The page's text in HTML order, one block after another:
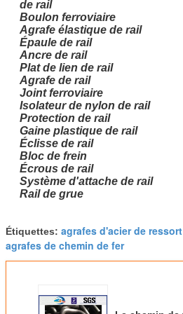
de rail
Boulon ferroviaire
Agrafe élastique de rail
Épaule de rail
Ancre de rail
Plat de lien de rail
Agrafe de rail
Joint ferroviaire
Isolateur de nylon de rail
Protection de rail
Gaine plastique de rail
Éclisse de rail
Bloc de frein
Écrous de rail
Système d'attache de rail
Rail de grue
Étiquettes: agrafes d'acier de ressort
agrafes de chemin de fer